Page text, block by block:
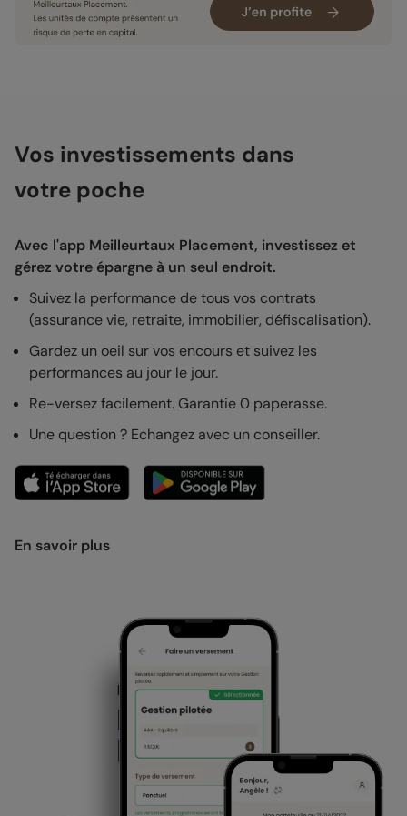
Vos investissements dans
votre poche
Avec l'app Meilleurtaux Placement, investissez et
gérez votre épargne à un seul endroit.
Suivez la performance de tous vos contrats
(assurance vie, retraite, immobilier, défiscalisation).
Gardez un oeil sur vos encours et suivez les
performances au jour le jour.
Re-versez facilement. Garantie 0 paperasse.
Une question ? Echangez avec un conseiller.
En savoir plus